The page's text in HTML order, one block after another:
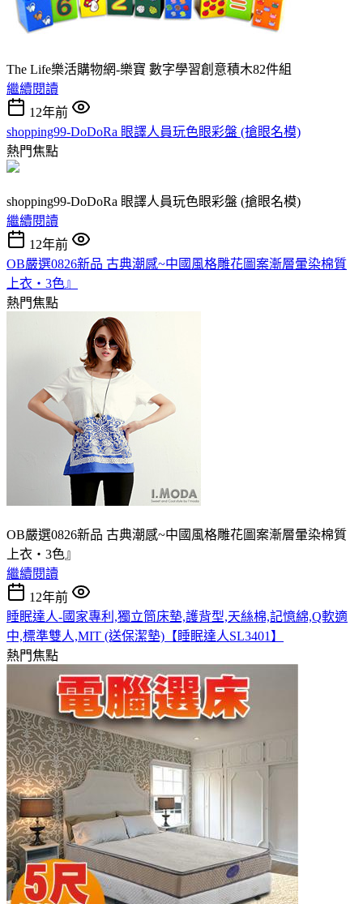
The Life樂活購物網-樂寶 數字學習創意積木82件組
繼續閱讀
12年前
shopping99-DoDoRa 眼譯人員玩色眼彩盤 (搶眼名模)
熱門焦點
shopping99-DoDoRa 眼譯人員玩色眼彩盤 (搶眼名模)
繼續閱讀
12年前
OB嚴選0826新品 古典潮感~中國風格雕花圖案漸層暈染棉質
上衣‧3色』
熱門焦點
OB嚴選0826新品 古典潮感~中國風格雕花圖案漸層暈染棉質
上衣‧3色』
繼續閱讀
12年前
睡眠達人-國家專利,獨立筒床墊,護背型,天絲棉,記憶綿,Q軟適
中,標準雙人,MIT (送保潔墊)【睡眠達人SL3401】
熱門焦點